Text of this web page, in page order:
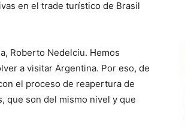
en el trade turístico de Brasil
Roberto Nedelciu. Hemos
a visitar Argentina. Por eso, de
el proceso de reapertura de
que son del mismo nivel y que